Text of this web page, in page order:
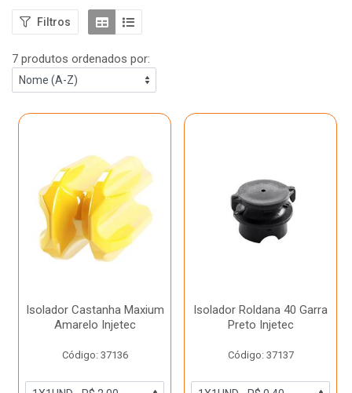
Filtros
7 produtos ordenados por:
Isolador Castanha Maxium
Amarelo Injetec
Código: 37136
Isolador Roldana 40 Garra
Preto Injetec
Código: 37137